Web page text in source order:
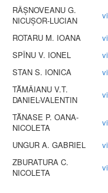
RÂȘNOVEANU G.
NICUȘOR-LUCIAN
ROTARU M. IOANA
SPÎNU V. IONEL
STAN S. IONICA
TĂMÂIANU V.T.
DANIEL-VALENTIN
TĂNASE P. OANA-
NICOLETA
UNGUR A. GABRIEL
ZBURATURA C.
NICOLETA